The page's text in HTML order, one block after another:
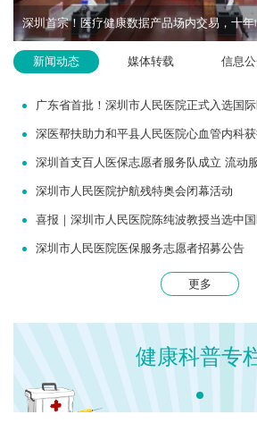
新闻动态 媒体转载 信息
广东省首批！深圳市人民医院正式入选国
深医帮扶助力和平县人民医院心血管内科
深圳首支百人医保志愿者服务队成立 流动
深圳市人民医院护航残特奥会闭幕活动
深圳市人民医院医保服务志愿者招募公告
更多
健康科普专